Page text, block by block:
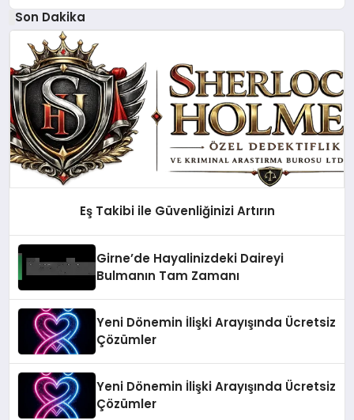
Son Dakika
Eş Takibi ile Güvenliğinizi Artırın
Girne’de Hayalinizdeki Daireyi
Bulmanın Tam Zamanı
Yeni Dönemin İlişki Arayışında Ücretsiz
Çözümler
Yeni Dönemin İlişki Arayışında Ücretsiz
Çözümler